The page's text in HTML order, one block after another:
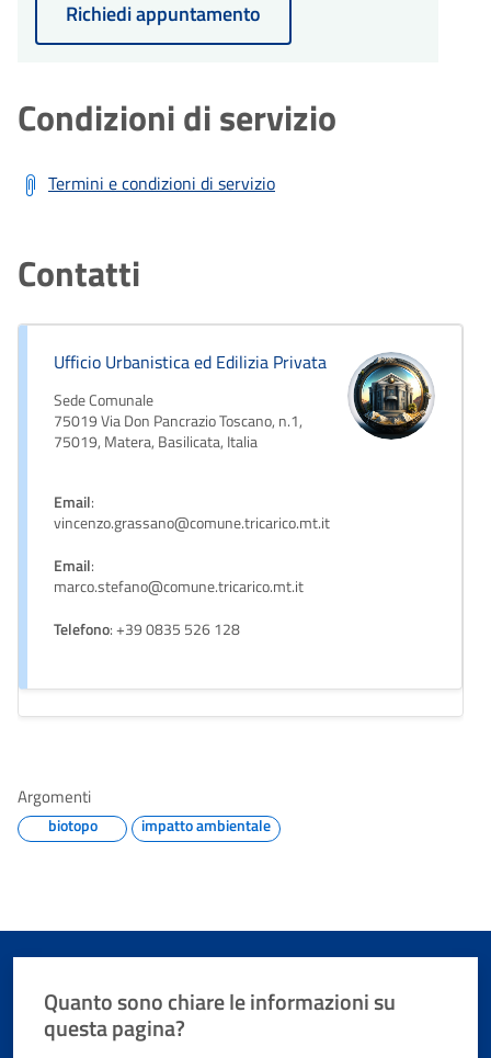
Richiedi appuntamento
Condizioni di servizio
Termini e condizioni di servizio
Contatti
Ufficio Urbanistica ed Edilizia Privata
Sede Comunale
75019 Via Don Pancrazio Toscano, n.1,
75019, Matera, Basilicata, Italia
Email:
vincenzo.grassano@comune.tricarico.mt.it
Email:
marco.stefano@comune.tricarico.mt.it
Telefono: +39 0835 526 128
Argomenti
biotopo impatto ambientale
Quanto sono chiare le informazioni su
questa pagina?